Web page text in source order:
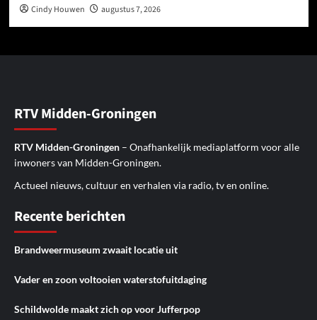
Cindy Houwen augustus 7, 2026
RTV Midden-Groningen
RTV Midden-Groningen – Onafhankelijk mediaplatform voor alle
inwoners van Midden-Groningen.
Actueel nieuws, cultuur en verhalen via radio, tv en online.
Recente berichten
Brandweermuseum zwaait locatie uit
Vader en zoon voltooien waterstofuitdaging
Schildwolde maakt zich op voor Jufferpop